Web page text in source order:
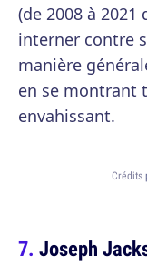
(de 2008 à
interner contre
manière
en se montrant
envahissant.
Crédits
Joseph